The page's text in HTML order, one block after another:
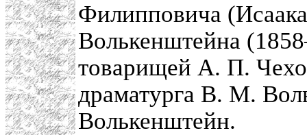
Филипповича
Волькенштейна
товарищей А. П.
драматурга В. М.
Волькенштейн.